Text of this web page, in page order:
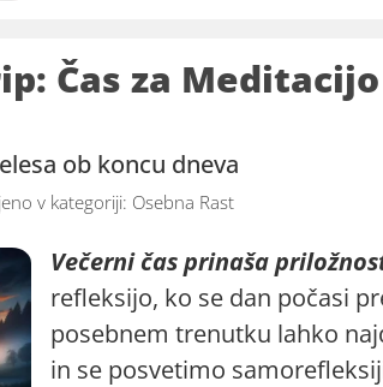
Čas za
ob koncu dneva
v kategoriji: Osebna Rast
Večerni čas prinaša
refleksijo, ko se dan počasi
posebnem trenutku lahko
in se posvetimo